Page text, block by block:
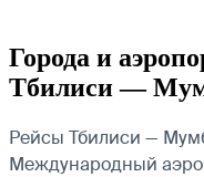
Города и
Тбилиси —
Рейсы Тбилиси —
Международный